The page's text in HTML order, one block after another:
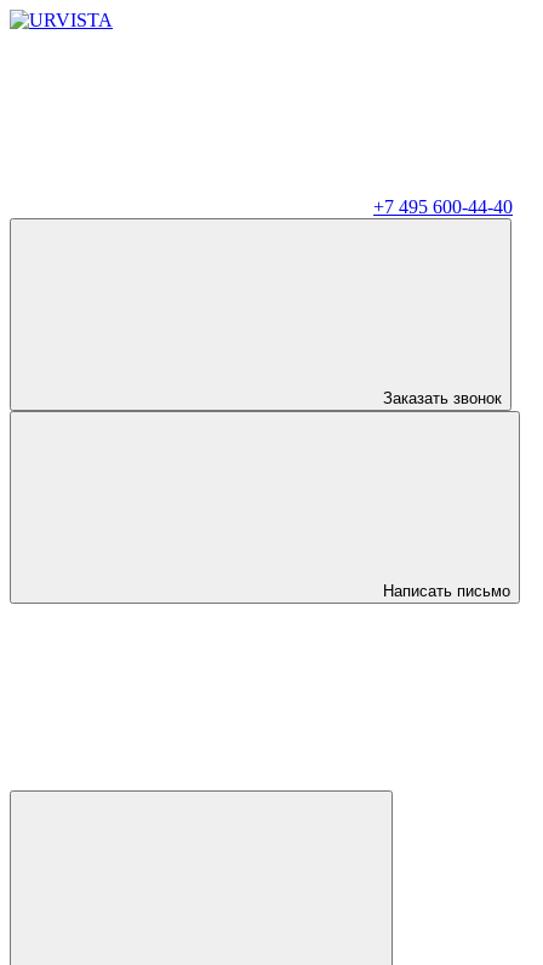
+7 495 600-44-40
Заказать звонок
Написать письмо